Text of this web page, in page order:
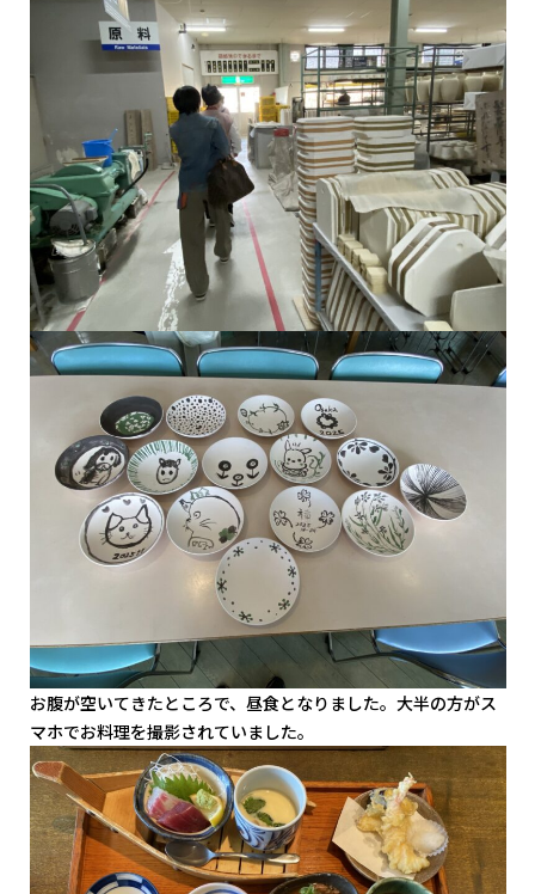
お腹が空いてきたところで、昼食となりました。大半の方がス
マホでお料理を撮影されていました。